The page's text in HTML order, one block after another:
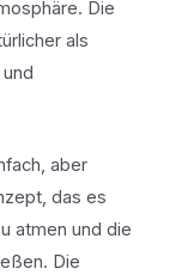
Die
als
aber
das es
atmen und die
Die